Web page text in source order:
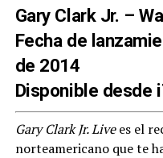
Gary Clark Jr. –
Fecha de
de 2014
Disponible desde
Gary Clark Jr. Livees el
norteamericano que te